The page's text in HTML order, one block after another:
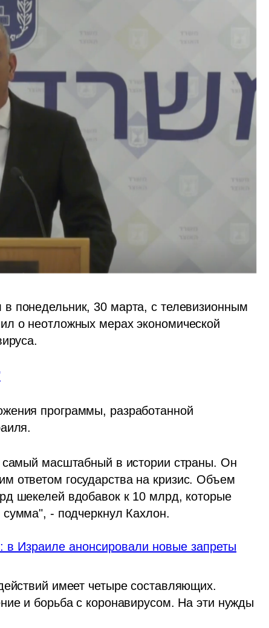
понедельник, 30 марта, с телевизионным
о неотложных мерах экономической
программы, разработанной
масштабный в истории страны. Он
ответом государства на кризис. Объем
шекелей вдобавок к 10 млрд, которые
- подчеркнул Кахлон.
в Израиле анонсировали новые запреты
имеет четыре составляющих.
и борьба с коронавирусом. На эти нужды